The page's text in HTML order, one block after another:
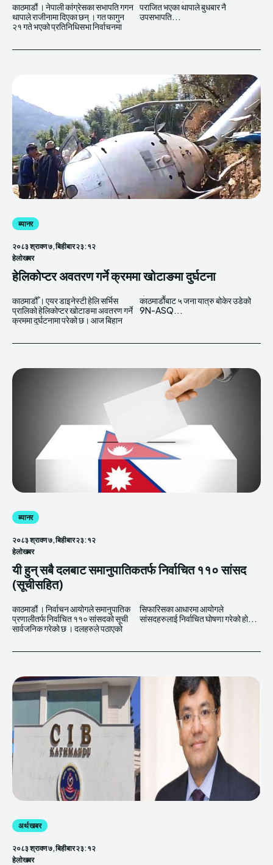
काठमाडौं । नेपाली कांग्रेसका सभापति गगन
थापाले राजीनामा दिएका छन् । गत फागुन
२१ गते भएको प्रतिनिधिसभा निर्वाचनमा
पराजित भएका थापाले बुधबार नै
उपसभापति...
ब्यानर
२०८३ श्रावण ७, बिहीबार २३:१२
हेलाेखबर
हेलिकोप्टर अवतरण गर्ने क्रममा खोटाङमा दुर्घटना
काठमाडौँ । एयर डाइनेस्टी हेलि सर्भिस
प्रालिको हेलिकोप्टर खोटाङमा अवतरण गर्ने
क्रममा दुर्घटनामा परेको छ। आज बिहान
काठमाडौंबाट ५ जना यात्रु बोकेर उडेको
9N-ASQ...
ब्यानर
२०८३ श्रावण ७, बिहीबार २३:१२
हेलाेखबर
यी हुन् सबै दलबाट समानुपातिकतर्फ निर्वाचित ११० सांसद
(सूचीसहित)
काठमाडौं । निर्वाचन आयोगले समानुपातिक
प्रणालीतर्फ निर्वाचित ११० सांसदको सूची
सार्वजनिक गरेको छ । दलहरुले पठाएको
सिफारिसका आधारमा आयोगले
सांसदहरुलाई निर्वाचित घोषणा गरेको हो...
अर्थ खबर
२०८३ श्रावण ७, बिहीबार २३:१२
हेलाेखबर